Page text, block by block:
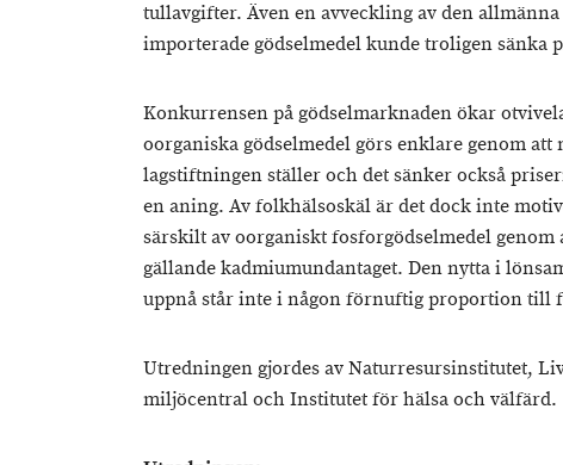
tullavgifter. Även en avveckling av den
importerade gödselmedel kunde troligen sänka
Konkurrensen på gödselmarknaden ökar
oorganiska gödselmedel görs enklare genom
lagstiftningen ställer och det sänker också
en aning. Av folkhälsoskäl är det dock inte
särskilt av oorganiskt fosforgödselmedel
gällande kadmiumundantaget. Den nytta i
uppnå står inte i någon förnuftig proportion till
Utredningen gjordes av Naturresursinstitutet,
miljöcentral och Institutet för hälsa och välfärd.